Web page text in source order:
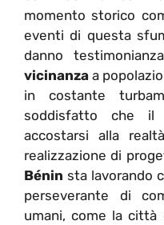
momento storico
eventi di questa
danno
vicinanza a
in costante
soddisfatto che il
accostarsi alla
realizzazione di
Bénin sta lavorando
perseverante di
umani, come la città